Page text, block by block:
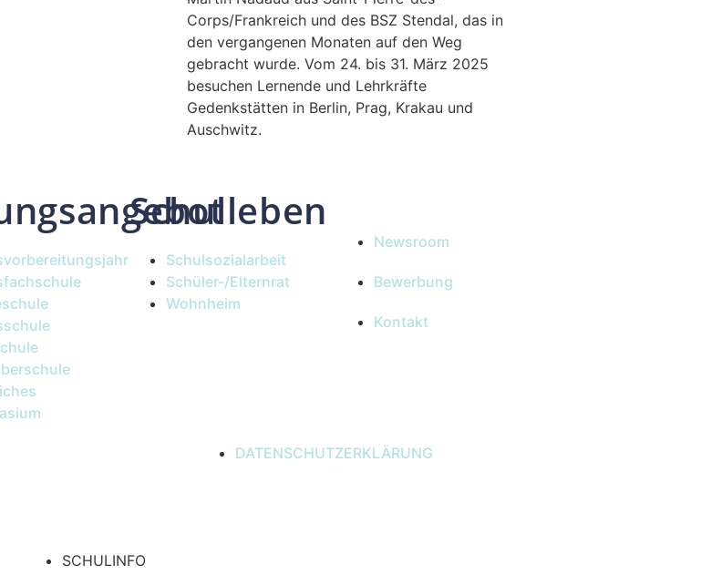
Corps/Frankreich und des BSZ Stendal, das in
den vergangenen Monaten auf den Weg
gebracht wurde. Vom 24. bis 31. März 2025
besuchen Lernende und Lehrkräfte
Gedenkstätten in Berlin, Prag, Krakau und
Auschwitz.
Schulleben
Schulsozialarbeit
Schüler-/Elternrat
Wohnheim
Newsroom
Bewerbung
Kontakt
DATENSCHUTZERKLÄRUNG
SCHULINFO